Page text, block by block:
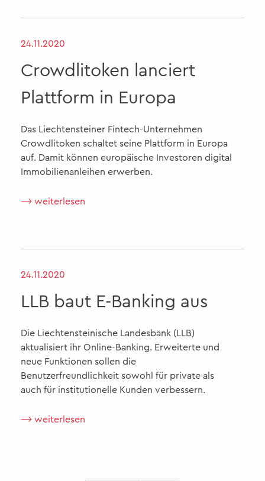
24.11.2020
Crowdlitoken lanciert
Plattform in Europa
Das Liechtensteiner Fintech-Unternehmen
Crowdlitoken schaltet seine Plattform in Europa
auf. Damit können europäische Investoren digital
Immobilienanleihen erwerben.
⟶ weiterlesen
24.11.2020
LLB baut E-Banking aus
Die Liechtensteinische Landesbank (LLB)
aktualisiert ihr Online-Banking. Erweiterte und
neue Funktionen sollen die
Benutzerfreundlichkeit sowohl für private als
auch für institutionelle Kunden verbessern.
⟶ weiterlesen